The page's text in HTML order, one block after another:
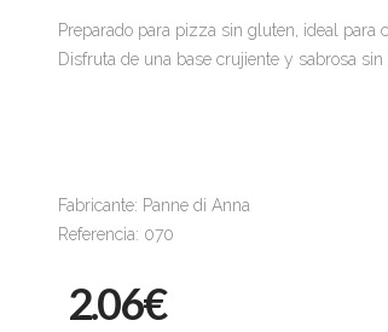
Preparado para pizza sin gluten, ideal para
Disfruta de una base crujiente y sabrosa
Fabricante: Panne di Anna
Referencia: 070
2.06€